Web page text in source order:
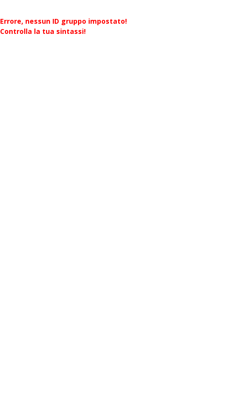
Errore, nessun ID gruppo impostato!
Controlla la tua sintassi!